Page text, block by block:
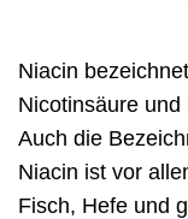
Niacin
Nicotinsäure
Auch die
Niacin ist vor
Fisch, Hefe und